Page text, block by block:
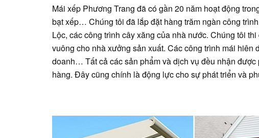
Mái xếp Phương Trang đã có gần 20 năm hoạt động
bạt xếp… Chúng tôi đã lắp đặt hàng trăm ngàn công
Lộc, các công trình cây xăng của nhà nước. Chúng tôi
vuông cho nhà xưởng sản xuất. Các công trình mái hiên
doanh… Tất cả các sản phẩm và dịch vụ đều nhận
hàng. Đây cũng chính là động lực cho sự phát triển và